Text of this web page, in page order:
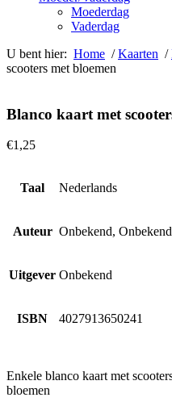
Moederdag
Vaderdag
U bent hier: Home /Kaarten /
scooters met bloemen
Blanco kaart met
€1,25
Taal Nederlands
Auteur Onbekend, Onbekend
Uitgever Onbekend
ISBN 4027913650241
Enkele blanco kaart met
bloemen